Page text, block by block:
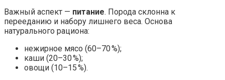
Важный аспект — питание. Порода склонна к
перееданию и набору лишнего веса. Основа
натурального рациона:
нежирное мясо (60–70 %);
каши (20–30 %);
овощи (10–15 %).